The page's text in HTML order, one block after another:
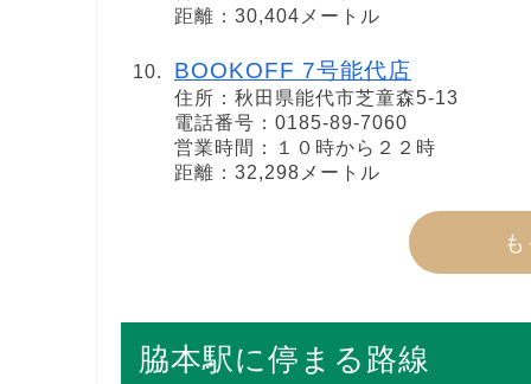
距離：30,404メートル
BOOKOFF 7号能代店
住所：秋田県能代市芝童森5-13
電話番号：0185-89-7060
営業時間：１０時から２２時
距離：32,298メートル
脇本駅に停まる路線